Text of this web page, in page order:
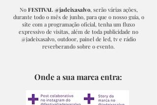
No FESTIVAL @jadeixasalvo, serão várias ações,
durante todo o mês de junho, para que o nosso guia, o
site com a programação oficial, tenha um fluxo
expressivo de visitas, além de toda publicidade no
@jadeixasalvo, outdoor, painel de led, tv e rádio
reverberando sobre o evento.
Onde a sua marca entra: